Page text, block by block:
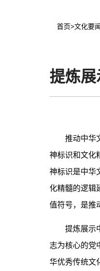
首页>文化要闻
提炼
推动中华文
神标识和文化
神标识是中华
化精髓的逻辑
值符号，是推
提炼展示中
志为核心的党
华优秀传统文